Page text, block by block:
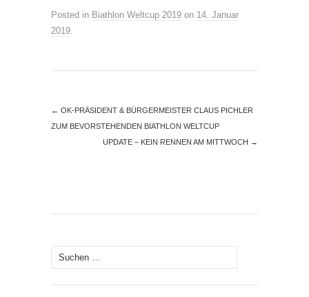
Posted in Biathlon Weltcup 2019 on 14. Januar
2019
← OK-PRÄSIDENT & BÜRGERMEISTER CLAUS PICHLER
ZUM BEVORSTEHENDEN BIATHLON WELTCUP
UPDATE – KEIN RENNEN AM MITTWOCH →
Suchen
nach: